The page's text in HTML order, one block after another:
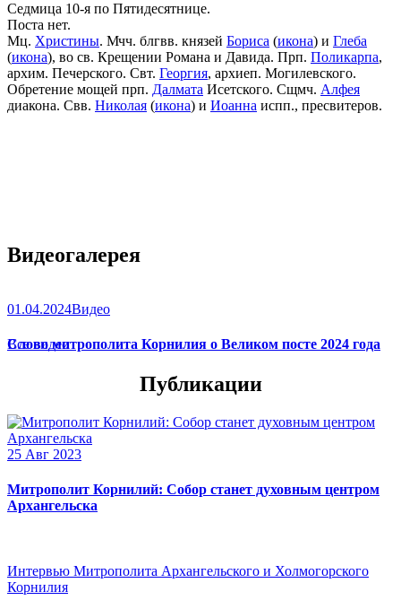
Седмица 10-я по Пятидесятнице.
Поста нет.
Мц. Христины. Мчч. блгвв. князей Бориса (икона) и Глеба
(икона), во св. Крещении Романа и Давида. Прп. Поликарпа,
архим. Печерского. Свт. Георгия, архиеп. Могилевского.
Обретение мощей прп. Далмата Исетского. Сщмч. Алфея
диакона. Свв. Николая (икона) и Иоанна испп., пресвитеров.
Видеогалерея
01.04.2024Видео
Слово митрополита Корнилия о Великом посте 2024 года
Все видео
Публикации
25 Авг 2023
Митрополит Корнилий: Собор станет духовным центром
Архангельска
Интервью Митрополита Архангельского и Холмогорского
Корнилия